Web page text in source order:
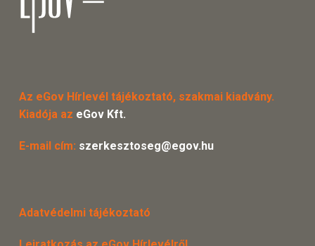
Az eGov Hírlevél tájékoztató, szakmai kiadvány.
Kiadója az eGov Kft.
E-mail cím: szerkesztoseg@egov.hu
Adatvédelmi tájékoztató